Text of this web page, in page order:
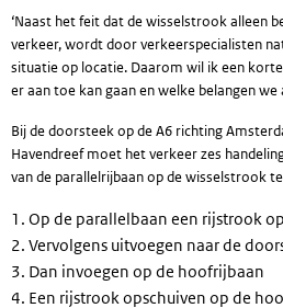
‘Naast het feit dat de wisselstrook alleen
verkeer, wordt door verkeerspecialisten
situatie op locatie. Daarom wil ik een korte
er aan toe kan gaan en welke belangen we
Bij de doorsteek op de A6 richting
Havendreef moet het verkeer zes
van de parallelrijbaan op de wisselstrook
Op de parallelbaan een rijstrook
Vervolgens uitvoegen naar de
Dan invoegen op de hoofrijbaan
Een rijstrook opschuiven op de